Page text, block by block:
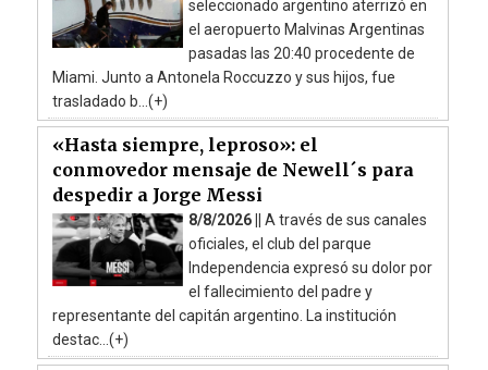
seleccionado argentino aterrizó en
el aeropuerto Malvinas Argentinas
pasadas las 20:40 procedente de
Miami. Junto a Antonela Roccuzzo y sus hijos, fue
trasladado b...(+)
«Hasta siempre, leproso»: el
conmovedor mensaje de Newell´s para
despedir a Jorge Messi
8/8/2026 || A través de sus canales
oficiales, el club del parque
Independencia expresó su dolor por
el fallecimiento del padre y
representante del capitán argentino. La institución
destac...(+)